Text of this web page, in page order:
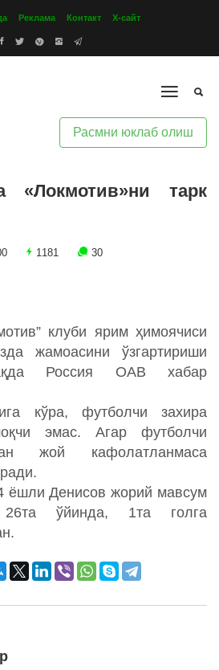
Реклама Контакт Х-сайт
Расмни юклаб олиш
«Локмотив»ни тарк
1181 30
клуби ярим ҳимоячиси
жамоасини ўзгартириши
Россия ОАВ хабар
кўра, футболчи захира
эмас. Агар футболчи
жой кафолатланмаса
ёшли Денисов жорий мавсум
ўйинда, 1та голга